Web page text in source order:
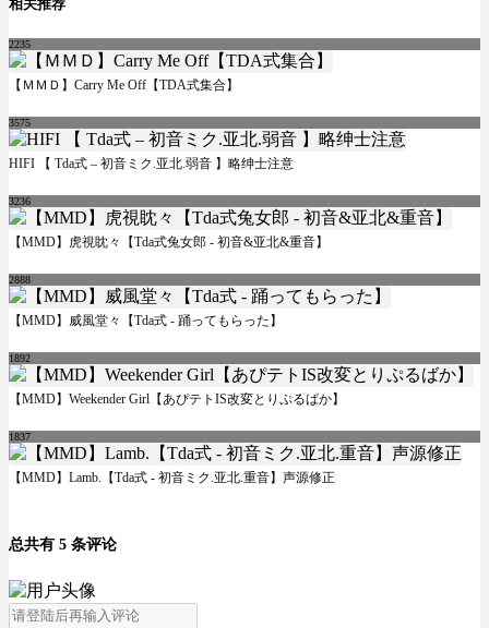
相关推荐
2235
【ＭＭＤ】Carry Me Off【TDA式集合】
3575
HIFI 【 Tda式 – 初音ミク.亚北.弱音 】略绅士注意
3236
【MMD】虎視眈々【Tda式兔女郎 - 初音&亚北&重音】
2888
【MMD】威風堂々【Tda式 - 踊ってもらった】
1892
【MMD】Weekender Girl【あぴテトIS改変とりぷるばか】
1837
【MMD】Lamb.【Tda式 - 初音ミク.亚北.重音】声源修正
总共有 5 条评论